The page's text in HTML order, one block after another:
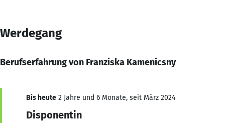
Werdegang
Berufserfahrung von Franziska Kamenicsny
Bis heute 2 Jahre und 6 Monate, seit März 2024
Disponentin